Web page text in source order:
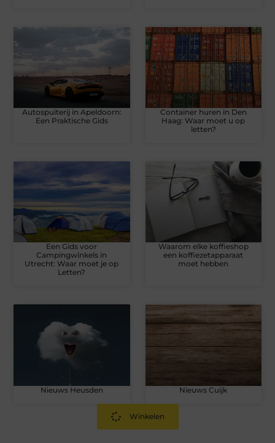
Autospuiterij in Apeldoorn:
Een Praktische Gids
Container huren in Den
Haag: Waar moet u op
letten?
Een Gids voor
Campingwinkels in
Utrecht: Waar moet je op
Letten?
Waarom elke koffieshop
een koffiezetapparaat
moet hebben
Nieuws Heusden Nieuws Cuijk
Winkelen